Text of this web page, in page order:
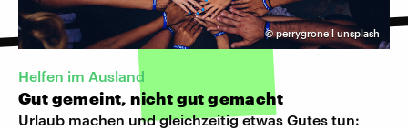
©perrygrone l unsplash
Helfen im Ausland
Gut gemeint, nicht gut gemacht
Urlaub machen und gleichzeitig etwas Gutes tun: